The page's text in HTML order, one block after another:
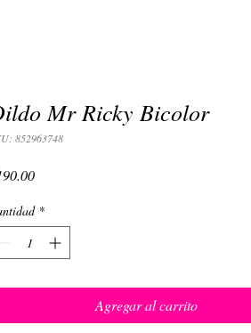
Mr Ricky Bicolor
852963748
Precio
*
Agregar al carrito